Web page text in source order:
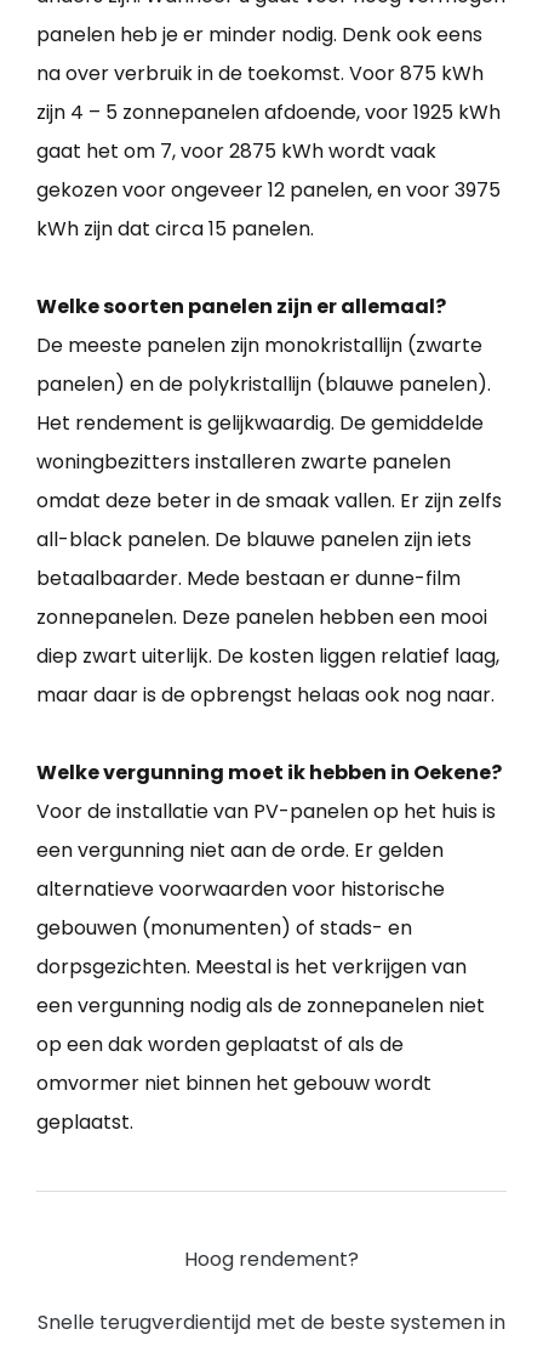
panelen heb je er minder nodig. Denk ook eens
na over verbruik in de toekomst. Voor 875 kWh
zijn 4 – 5 zonnepanelen afdoende, voor 1925 kWh
gaat het om 7, voor 2875 kWh wordt vaak
gekozen voor ongeveer 12 panelen, en voor 3975
kWh zijn dat circa 15 panelen.
Welke soorten panelen zijn er allemaal?
De meeste panelen zijn monokristallijn (zwarte
panelen) en de polykristallijn (blauwe panelen).
Het rendement is gelijkwaardig. De gemiddelde
woningbezitters installeren zwarte panelen
omdat deze beter in de smaak vallen. Er zijn zelfs
all-black panelen. De blauwe panelen zijn iets
betaalbaarder. Mede bestaan er dunne-film
zonnepanelen. Deze panelen hebben een mooi
diep zwart uiterlijk. De kosten liggen relatief laag,
maar daar is de opbrengst helaas ook nog naar.
Welke vergunning moet ik hebben in Oekene?
Voor de installatie van PV-panelen op het huis is
een vergunning niet aan de orde. Er gelden
alternatieve voorwaarden voor historische
gebouwen (monumenten) of stads- en
dorpsgezichten. Meestal is het verkrijgen van
een vergunning nodig als de zonnepanelen niet
op een dak worden geplaatst of als de
omvormer niet binnen het gebouw wordt
geplaatst.
Hoog rendement?
Snelle terugverdientijd met de beste systemen in